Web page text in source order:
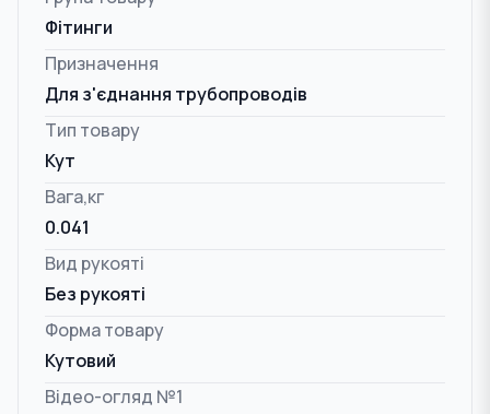
Фітинги
Призначення
Для з'єднання трубопроводів
Тип товару
Кут
Вага,кг
0.041
Вид рукояті
Без рукояті
Форма товару
Кутовий
Відео-огляд №1